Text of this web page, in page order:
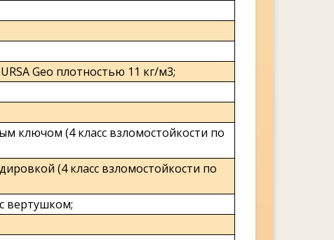
Geo плотностью 11 кг/м3;
ключом (4 класс взломостойкости по
(4 класс взломостойкости по
вертушком;